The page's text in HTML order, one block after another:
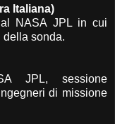
Italiana)
NASA JPL in cui
della sonda.
JPL, sessione
di missione